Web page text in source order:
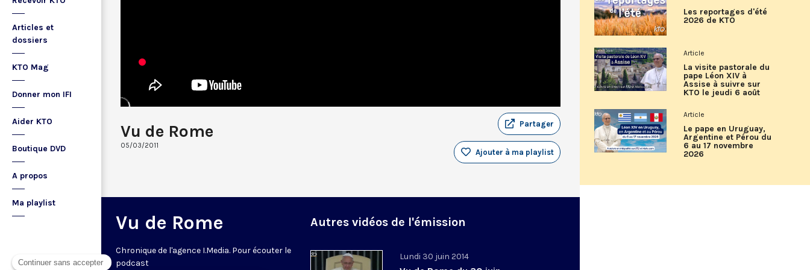
Articles et
dossiers
KTO Mag
Donner mon IFI
Aider KTO
Boutique DVD
A propos
Ma playlist
Vu de Rome
05/03/2011
Partager
Ajouter à ma playlist
Vu de Rome
Chronique de l'agence I.Media. Pour écouter le
podcast
Autres vidéos de l'émission
Lundi 30 juin 2014
Les reportages d'été
2026 de KTO
Article
La visite pastorale du
pape Léon XIV à
Assise à suivre sur
KTO le jeudi 6 août
Article
Le pape en Uruguay,
Argentine et Pérou du
6 au 17 novembre
2026